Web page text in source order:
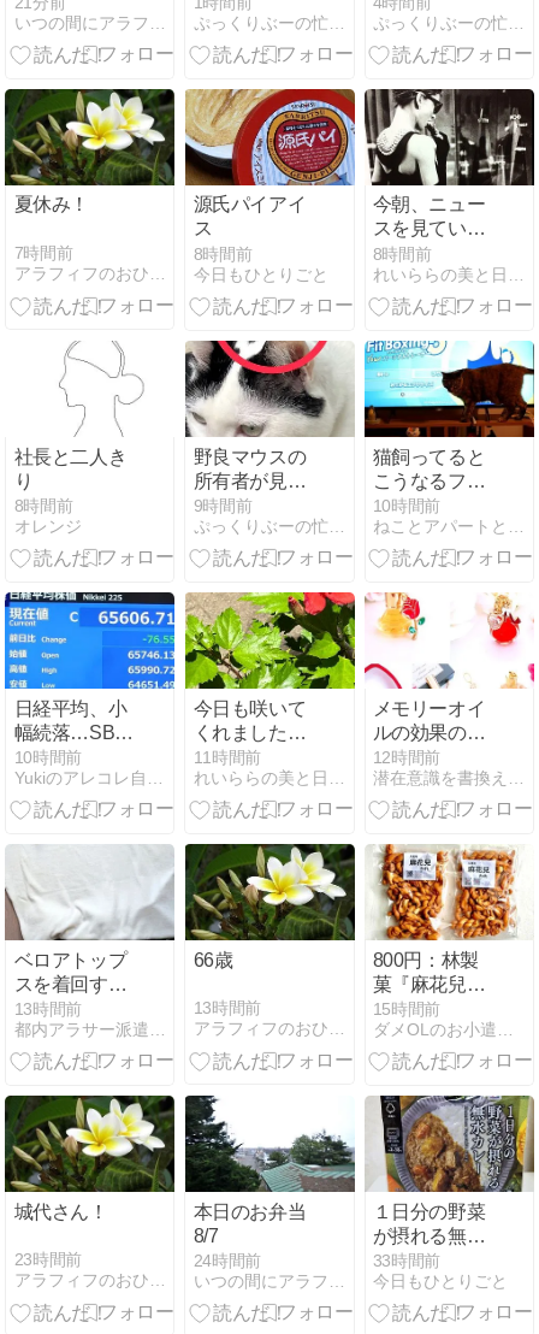
夏休み！
7時間前
アラフィフのおひとりさまは今日も健在
源氏パイアイ
ス
8時間前
今日もひとりごと
今朝、ニュー
スを見ていて
驚いた
8時間前
社長と二人き
り
8時間前
オレンジ
野良マウスの
所有者が見つ
かった
9時間前
ぷっくりぶーの忙しい毎日
猫飼ってると
こうなるフィ
ットボクシン
グ(とら麦203)
10時間前
ねことアパートと1人暮らし
日経平均、小
幅続落…SBG
減益とレーザ
ーテク失望売
りが重荷に。
10時間前
Yukiのアレコレ自分目線Diary
今日も咲いて
くれましたと
慣れて来た食
生活
11時間前
れいららの美と日常な秘密と記録と記憶
メモリーオイ
ルの効果の受
け取り方
12時間前
潜在意識を書換え理想の【私】になる魔法のメモリーオイル
ベロアトップ
スを着回す！
デニムとアク
セサリーで作
る大人上品ス
13時間前
都内アラサー派遣OL 月2万の不労所得目指し奮闘中
66歳
13時間前
アラフィフのおひとりさまは今日も健在
800円：林製
菓『麻花兒』
マファール わ
れ×2袋（8月
分15日目）
15時間前
ダメOLのお小遣い日記
城代さん！
23時間前
アラフィフのおひとりさまは今日も健在
本日のお弁当
8/7
24時間前
いつの間にアラフォー！？
１日分の野菜
が摂れる無水
カレー
33時間前
今日もひとりごと